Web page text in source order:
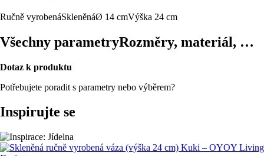
Ručně vyrobenáSkleněnáØ 14 cmVýška 24 cm
Všechny parametryRozměry, materiál, …
Dotaz k produktu
Potřebujete poradit s parametry nebo výběrem?
Inspirujte se